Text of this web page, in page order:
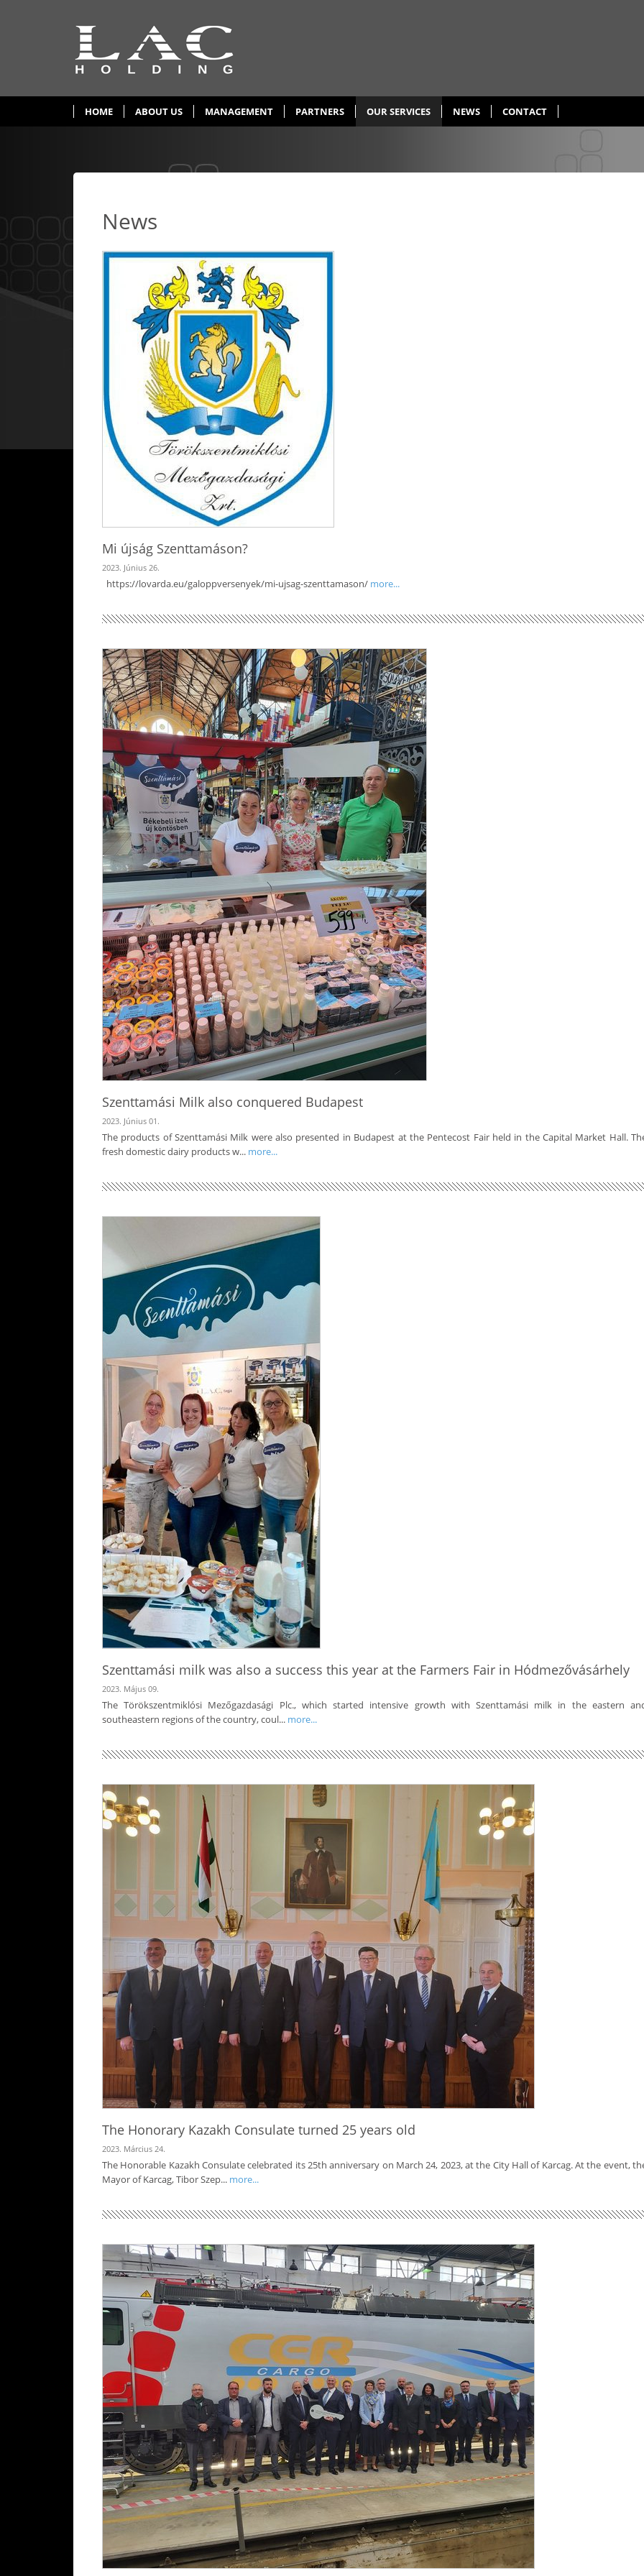
HOME ABOUT US MANAGEMENT PARTNERS OUR SERVICES NEWS CONTACT
News
Mi újság Szenttamáson?
2023. Június 26.
https://lovarda.eu/galoppversenyek/mi-ujsag-szenttamason/ more...
Szenttamási Milk also conquered Budapest
2023. Június 01.
The products of Szenttamási Milk were also presented in Budapest at the Pentecost Fair held in the Capital Market Hall.
fresh domestic dairy products w... more...
Szenttamási milk was also a success this year at the Farmers Fair in Hódmezővásárhely
2023. Május 09.
The Törökszentmiklósi Mezőgazdasági Plc., which started intensive growth with Szenttamási milk in the eastern
southeastern regions of the country, coul... more...
The Honorary Kazakh Consulate turned 25 years old
2023. Március 24.
The Honorable Kazakh Consulate celebrated its 25th anniversary on March 24, 2023, at the City Hall of Karcag. At the event,
Mayor of Karcag, Tibor Szep... more...